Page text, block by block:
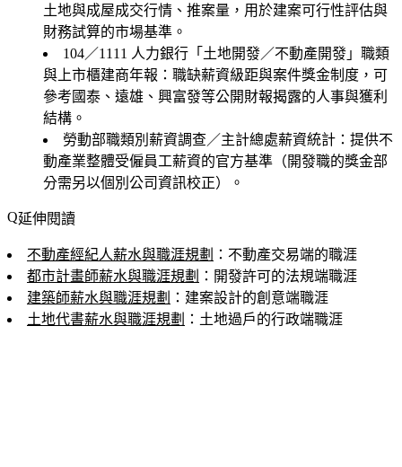
土地與成屋成交行情、推案量，用於建案可行性評估與
財務試算的市場基準。
104／1111 人力銀行「土地開發／不動產開發」職類
與上市櫃建商年報 ：職缺薪資級距與案件獎金制度，可
參考國泰、遠雄、興富發等公開財報揭露的人事與獲利
結構。
勞動部職類別薪資調查／主計總處薪資統計 ：提供不
動產業整體受僱員工薪資的官方基準（開發職的獎金部
分需另以個別公司資訊校正）。
延伸閱讀
不動產經紀人薪水與職涯規劃 ：不動產交易端的職涯
都市計畫師薪水與職涯規劃 ：開發許可的法規端職涯
建築師薪水與職涯規劃 ：建案設計的創意端職涯
土地代書薪水與職涯規劃 ：土地過戶的行政端職涯